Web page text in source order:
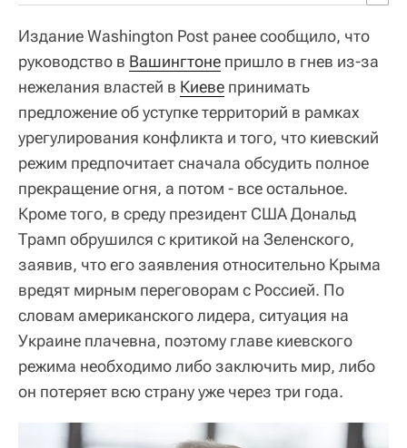
Издание Washington Post ранее сообщило, что
руководство в Вашингтоне пришло в гнев из-за
нежелания властей в Киеве принимать
предложение об уступке территорий в рамках
урегулирования конфликта и того, что киевский
режим предпочитает сначала обсудить полное
прекращение огня, а потом - все остальное.
Кроме того, в среду президент США Дональд
Трамп обрушился с критикой на Зеленского,
заявив, что его заявления относительно Крыма
вредят мирным переговорам с Россией. По
словам американского лидера, ситуация на
Украине плачевна, поэтому главе киевского
режима необходимо либо заключить мир, либо
он потеряет всю страну уже через три года.